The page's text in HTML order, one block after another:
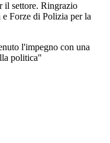
il settore. Ringrazio
Forze di Polizia per la
l'impegno con una
politica"